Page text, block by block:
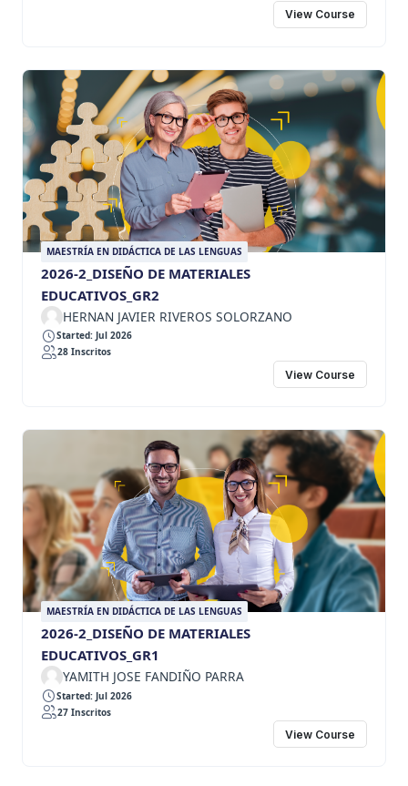
View Course
MAESTRÍA EN DIDÁCTICA DE LAS LENGUAS
2026-2_DISEÑO DE MATERIALES
EDUCATIVOS_GR2
HERNAN JAVIER RIVEROS SOLORZANO
Started: Jul 2026
28 Inscritos
View Course
MAESTRÍA EN DIDÁCTICA DE LAS LENGUAS
2026-2_DISEÑO DE MATERIALES
EDUCATIVOS_GR1
YAMITH JOSE FANDIÑO PARRA
Started: Jul 2026
27 Inscritos
View Course